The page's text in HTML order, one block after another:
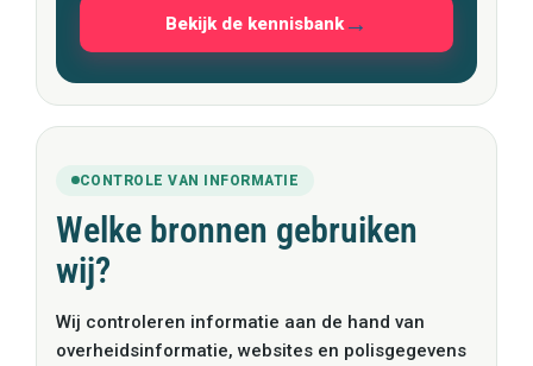
Bekijk de kennisbank
CONTROLE VAN INFORMATIE
Welke bronnen gebruiken
wij?
Wij controleren informatie aan de hand van
overheidsinformatie, websites en polisgegevens